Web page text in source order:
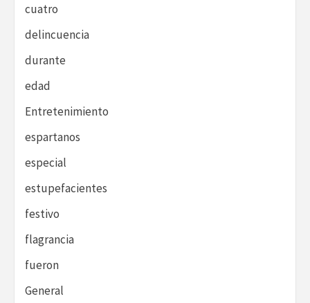
cuatro
delincuencia
durante
edad
Entretenimiento
espartanos
especial
estupefacientes
festivo
flagrancia
fueron
General